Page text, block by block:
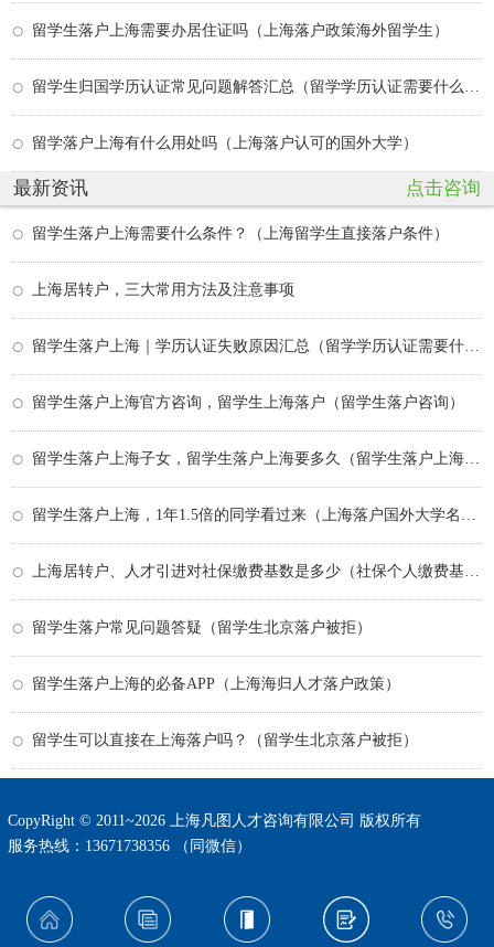
留学生落户上海需要办居住证吗（上海落户政策海外留学生）
留学落户上海有什么用处吗（上海落户认可的国外大学）
最新资讯 点击咨询
留学生落户上海需要什么条件？（上海留学生直接落户条件）
上海居转户，三大常用方法及注意事项
留学生落户上海官方咨询，留学生上海落户（留学生落户咨询）
留学生落户常见问题答疑（留学生北京落户被拒）
留学生落户上海的必备APP（上海海归人才落户政策）
留学生可以直接在上海落户吗？（留学生北京落户被拒）
CopyRight © 2011~2026 上海凡图人才咨询有限公司 版权所有
服务热线：13671738356 （同微信）